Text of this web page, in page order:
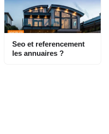
Seo et referencement
les annuaires ?